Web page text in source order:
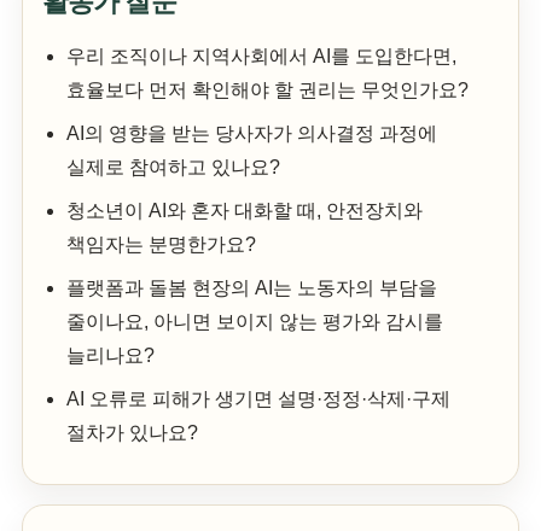
우리 조직이나 지역사회에서 AI를 도입한다면,
효율보다 먼저 확인해야 할 권리는 무엇인가요?
AI의 영향을 받는 당사자가 의사결정 과정에
실제로 참여하고 있나요?
청소년이 AI와 혼자 대화할 때, 안전장치와
책임자는 분명한가요?
플랫폼과 돌봄 현장의 AI는 노동자의 부담을
줄이나요, 아니면 보이지 않는 평가와 감시를
늘리나요?
AI 오류로 피해가 생기면 설명·정정·삭제·구제
절차가 있나요?